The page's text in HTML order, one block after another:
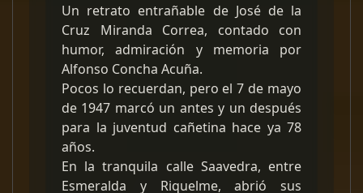
Un retrato entrañable de José de la
Cruz Miranda Correa, contado con
humor, admiración y memoria por
Alfonso Concha Acuña.
Pocos lo recuerdan, pero el 7 de mayo
de 1947 marcó un antes y un después
para la juventud cañetina hace ya 78
años.
En la tranquila calle Saavedra, entre
Esmeralda y Riquelme, abrió sus